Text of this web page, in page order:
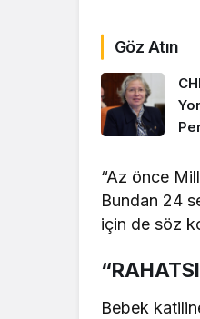
Göz Atın
“Az önce
Bundan 24
için de söz
Bebek